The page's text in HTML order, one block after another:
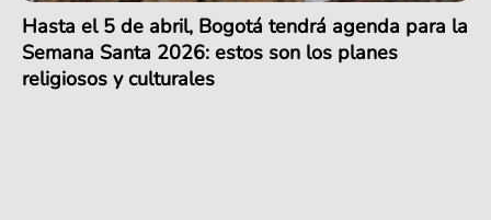
Hasta el 5 de abril, Bogotá tendrá agenda para la
Semana Santa 2026: estos son los planes
religiosos y culturales